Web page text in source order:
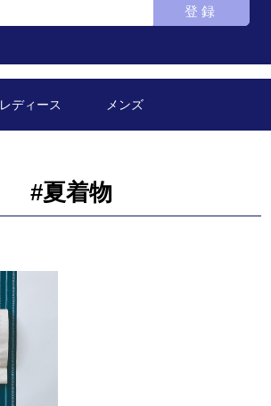
登録
レディース メンズ
#夏着物